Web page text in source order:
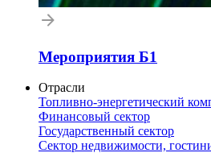
Мероприятия Б1
Отрасли
Топливно-энергетический
Финансовый сектор
Государственный сектор
Сектор недвижимости,